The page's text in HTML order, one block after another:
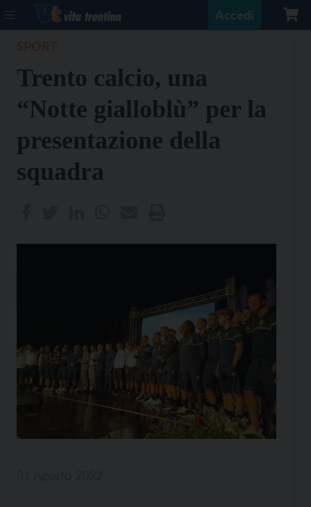
Accedi
Trento calcio, una
“Notte gialloblù” per la
presentazione della
squadra